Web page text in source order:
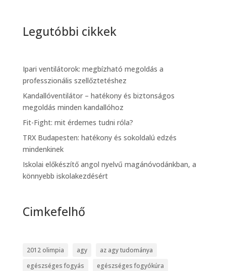
Legutóbbi cikkek
Ipari ventilátorok: megbízható megoldás a
professzionális szellőztetéshez
Kandallóventilátor – hatékony és biztonságos
megoldás minden kandallóhoz
Fit-Fight: mit érdemes tudni róla?
TRX Budapesten: hatékony és sokoldalú edzés
mindenkinek
Iskolai előkészítő angol nyelvű magánóvodánkban, a
könnyebb iskolakezdésért
Cimkefelhő
2012 olimpia agy
az agy tudománya
egészséges fogyás
egészséges fogyókúra